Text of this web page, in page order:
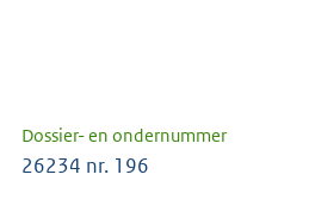
Dossier- en ondernummer
26234 nr. 196